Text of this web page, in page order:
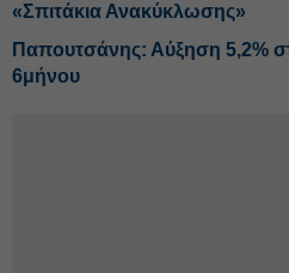
«Σπιτάκια Ανακύκλωσης»
Παπουτσάνης: Αύξηση 5,2%
6μήνου